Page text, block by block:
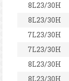
8L23/30H
8L23/30H
7L23/30H
7L23/30H
8L23/30H
8L23/30H